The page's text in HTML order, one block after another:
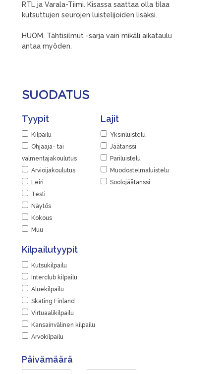
RTL ja Varala-Tiimi. Kisassa saattaa olla tilaa
kutsuttujen seurojen luistelijoiden lisäksi.
HUOM. Tähtisilmut -sarja vain mikäli aikataulu
antaa myöden.
SUODATUS
Tyypit
Kilpailu
Ohjaaja- tai
valmentajakoulutus
Arvioijakoulutus
Leiri
Testi
Näytös
Kokous
Muu
Lajit
Yksinluistelu
Jäätanssi
Pariluistelu
Muodostelmaluistelu
Soolojäätanssi
Kilpailutyypit
Kutsukilpailu
Interclub kilpailu
Aluekilpailu
Skating Finland
Virtuaalikilpailu
Kansainvälinen kilpailu
Arvokilpailu
Päivämäärä